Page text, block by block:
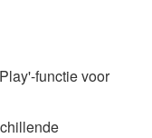
functie voor